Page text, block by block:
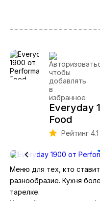
Everyday
Food
Рейтинг 4.1
Меню для тех, кто
разнообразие. Кухня
тарелке.